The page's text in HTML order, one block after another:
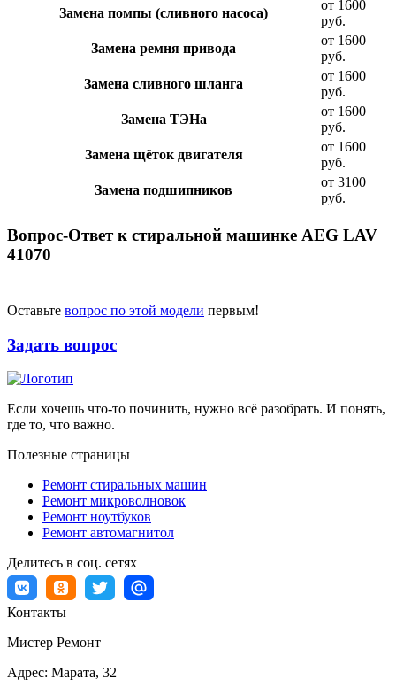
Замена помпы (сливного насоса)
от 1600
руб.
Замена ремня привода
от 1600
руб.
Замена сливного шланга
от 1600
руб.
Замена ТЭНа
от 1600
руб.
Замена щёток двигателя
от 1600
руб.
Замена подшипников
от 3100
руб.
Вопрос-Ответ к стиральной машинке AEG LAV
41070
Оставьте вопрос по этой модели первым!
Задать вопрос
Если хочешь что-то починить, нужно всё разобрать. И понять,
где то, что важно.
Полезные страницы
Ремонт стиральных машин
Ремонт микроволновок
Ремонт ноутбуков
Ремонт автомагнитол
Делитесь в соц. сетях
Контакты
Мистер Ремонт
Адрес: Марата, 32